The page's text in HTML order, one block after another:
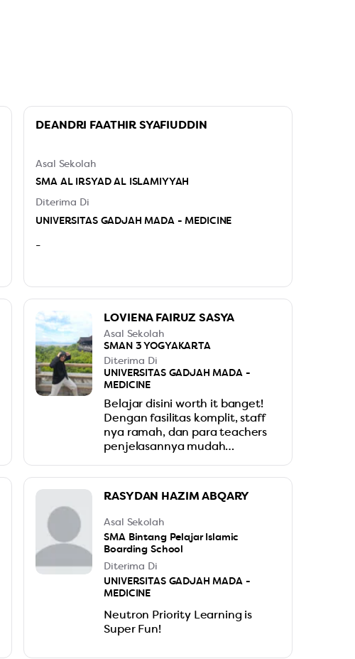
DEANDRI FAATHIR SYAFIUDDIN
Asal Sekolah
SMA AL IRSYAD AL ISLAMIYYAH
Diterima Di
UNIVERSITAS GADJAH MADA - MEDICINE
-
LOVIENA FAIRUZ SASYA
Asal Sekolah
SMAN 3 YOGYAKARTA
Diterima Di
UNIVERSITAS GADJAH MADA -
MEDICINE
Belajar disini worth it banget!
Dengan fasilitas komplit, staff
nya ramah, dan para teachers
penjelasannya mudah
pengalamanku belajar di IONS
sangat nyaman dan betah
dengan tempatnya. Para guru
juga sering mengingatkan dan
memberitahu dengan inf
lengkap dan cepat seputar IUP
jadi pasti tidak akan
ketinggalan informasi apapun.
Intinya, sudah pasti nggak akan
RASYDAN HAZIM ABQARY
Asal Sekolah
SMA Bintang Pelajar Islamic
Boarding School
Diterima Di
UNIVERSITAS GADJAH MADA -
MEDICINE
Neutron Priority Learning is
Super Fun!